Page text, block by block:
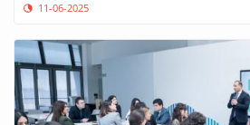
11-06-2025